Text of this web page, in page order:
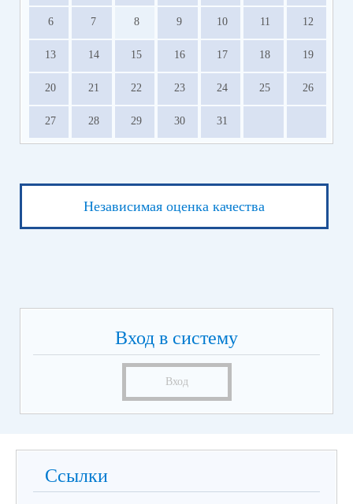
6 7 8 9 10 11 12
13 14 15 16 17 18 19
20 21 22 23 24 25 26
27 28 29 30 31
Независимая оценка качества
Вход в систему
Вход
Ссылки